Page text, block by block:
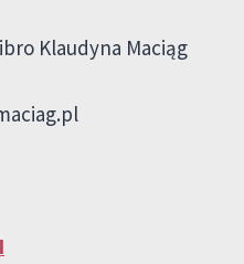
Klaudyna Maciąg